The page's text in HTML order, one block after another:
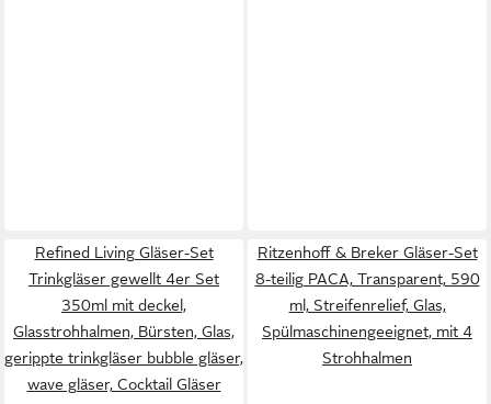
Refined Living Gläser-Set
Trinkgläser gewellt 4er Set
350ml mit deckel,
Glasstrohhalmen, Bürsten, Glas,
gerippte trinkgläser bubble gläser,
wave gläser, Cocktail Gläser
Ritzenhoff & Breker Gläser-Set
8-teilig PACA, Transparent, 590
ml, Streifenrelief, Glas,
Spülmaschinengeeignet, mit 4
Strohhalmen